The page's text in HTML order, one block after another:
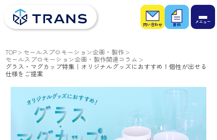
お問
い合
わせ
お役
立ち
資料
TOP セールスプロモーション企画・製作
セールスプロモーション企画・製作関連コラム
グラス・マグカップ特集｜オリジナルグッズにおすすめ！個性が出せる
仕様をご提案